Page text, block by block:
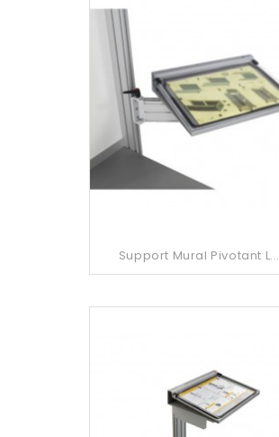
Support Mural Pivotant L...